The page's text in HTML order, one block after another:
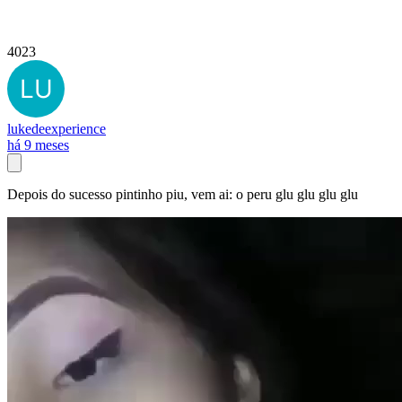
4023
lukedeexperience
há 9 meses
Depois do sucesso pintinho piu, vem ai: o peru glu glu glu glu